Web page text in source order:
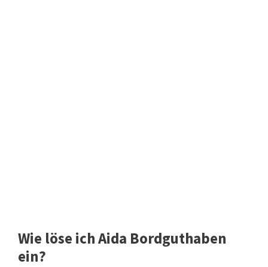
Wie löse ich Aida Bordguthaben
ein?